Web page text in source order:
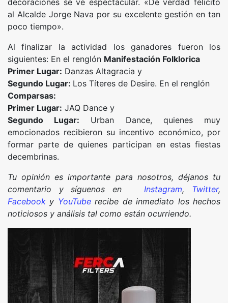
decoraciones se ve espectacular. «De verdad felicito
al Alcalde Jorge Nava por su excelente gestión en tan
poco tiempo».
Al finalizar la actividad los ganadores fueron los
siguientes: En el renglón Manifestación Folklorica
Primer Lugar: Danzas Altagracia y
Segundo Lugar: Los Títeres de Desire. En el renglón
Comparsas:
Primer Lugar: JAQ Dance y
Segundo Lugar: Urban Dance, quienes muy
emocionados recibieron su incentivo económico, por
formar parte de quienes participan en estas fiestas
decembrinas.
Tu opinión es importante para nosotros, déjanos tu
comentario y síguenos en
Instagram, Twitter,
Facebook y YouTuberecibe de inmediato los hechos
noticiosos y análisis tal como están ocurriendo.